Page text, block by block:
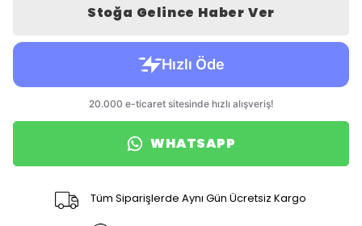
Stoğa Gelince Haber Ver
WHATSAPP
Tüm Siparişlerde Aynı Gün Ücretsiz Kargo